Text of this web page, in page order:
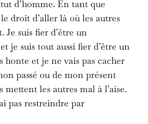
d’homme. En tant que
droit d’aller là où les autres
Je suis fier d’être un
je suis tout aussi fier d’être un
honte et je ne vais pas cacher
passé ou de mon présent
mettent les autres mal à l’aise.
pas restreindre par